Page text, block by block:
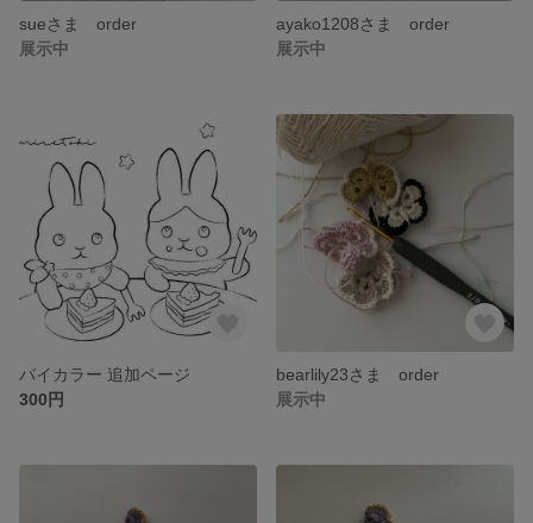
sueさま order
展示中
ayako1208さま order
展示中
バイカラー 追加ページ
300円
bearlily23さま order
展示中